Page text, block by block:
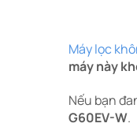
Máy lọc
máy này
Nếu bạn
G60EV-W.​